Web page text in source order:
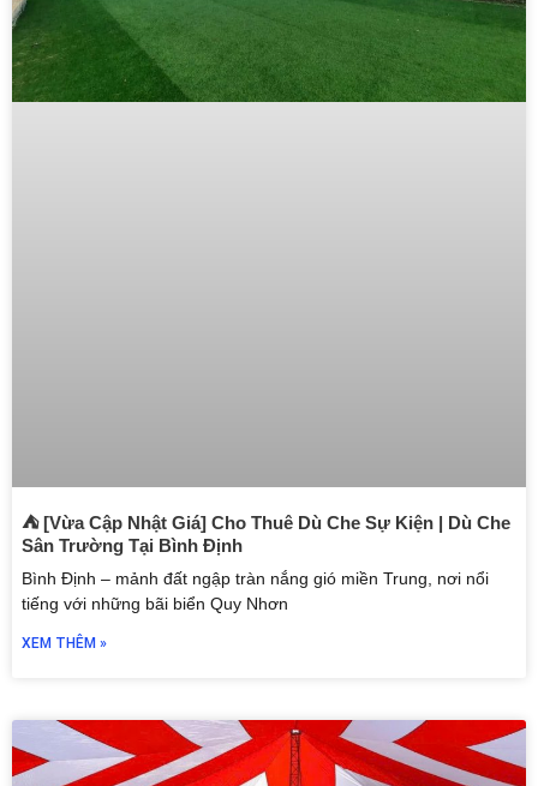
⛺ [Vừa Cập Nhật Giá] Cho Thuê Dù Che Sự Kiện | Dù Che
Sân Trường Tại Bình Định
Bình Định – mảnh đất ngập tràn nắng gió miền Trung, nơi nổi
tiếng với những bãi biển Quy Nhơn
XEM THÊM »